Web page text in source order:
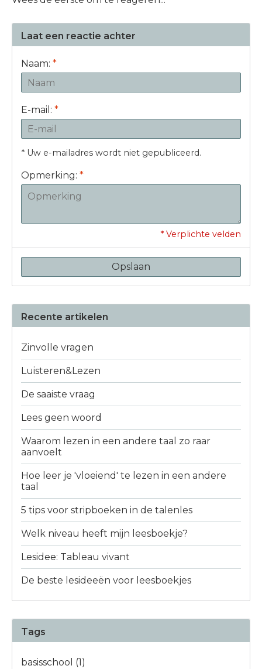
Laat een reactie achter
Naam: *
E-mail: *
* Uw e-mailadres wordt niet gepubliceerd.
Opmerking: *
* Verplichte velden
Opslaan
Recente artikelen
Zinvolle vragen
Luisteren&Lezen
De saaiste vraag
Lees geen woord
Waarom lezen in een andere taal zo raar
aanvoelt
Hoe leer je 'vloeiend' te lezen in een andere
taal
5 tips voor stripboeken in de talenles
Welk niveau heeft mijn leesboekje?
Lesidee: Tableau vivant
De beste lesideeën voor leesboekjes
Tags
basisschool (1)